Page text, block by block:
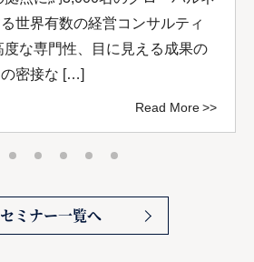
世界有数の経営コンサルティ
度な専門性、目に見える成果の
密接な […]
Read More
セミナー一覧へ